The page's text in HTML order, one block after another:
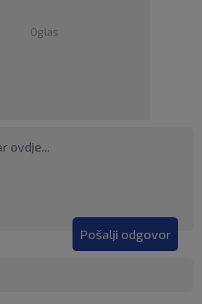
Oglas
Pošalji odgovor